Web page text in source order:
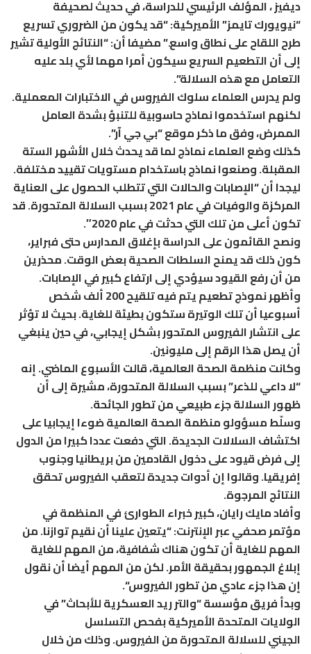
ديفيز ، المؤلف الرئيسي للدراسة، في حديث لصحيفة
“نيويورك تايمز” الأميركية: “قد يكون من الضروري تسريع
طرح اللقاح على نطاق واسع.” مضيفا أن: “النتائج الأولية تشير
إلى أن التطعيم السريع سيكون أمرا مهما لأي بلد عليه
التعامل مع هذه السلالة”.
ولم يدرس العلماء سلوك الفيروس في الاختبارات المعملية.
لكنهم استخدموا نماذج حاسوبية للتنبؤ بشدة العامل
الممرض، وفق ما ذكر موقع “بي جي آر”.
كذلك وضع العلماء نماذج لما قد يحدث خلال الأشهر الستة
المقبلة. وصنعوا نماذج باستخدام مستويات تقييد مختلفة.
ليجدا أن “الإصابات والحالات التي تتطلب الحصول على العناية
المركزة والوفيات في عام 2021 بسبب السلالة المتحورة. قد
تكون أعلى من تلك التي حدثت في عام 2020″.
ونصح القائمون على الدراسة بإغلاق المدارس حتى فبراير،
كون ذلك قد يمنح السلطات الصحية بعض الوقت. محذرين
من أن رفع القيود سيؤدي إلى ارتفاع كبير في الإصابات.
وأظهر نموذج تطعيم يتم فيه تلقيح 200 ألف شخص
أسبوعيا أن تلك الوتيرة ستكون بطيئة للغاية. بحيث لا تؤثر
على انتشار الفيروس المتحور بشكل إيجابي، في حين ينبغي
أن يصل هذا الرقم إلى مليونين.
وكانت منظمة الصحة العالمية، قالت الأسبوع الماضي. إنه
“لا داعي للذعر” بسبب السلالة المتحورة، مشيرة إلى أن
ظهور السلالة جزء طبيعي من تطور الجائحة.
وسلّط مسؤولو منظمة الصحة العالمية ضوءا إيجابيا على
اكتشاف السلالات الجديدة. التي دفعت عددا كبيرا من الدول
إلى فرض قيود على دخول القادمين من بريطانيا وجنوب
إفريقيا. وقالوا إن أدوات جديدة لتعقب الفيروس تحقق
النتائج المرجوة.
وأفاد مايك رايان، كبير خبراء الطوارئ في المنظمة في
مؤتمر صحفي عبر الإنترنت: “يتعين علينا أن نقيم توازنا. من
المهم للغاية أن تكون هناك شفافية، من المهم للغاية
إبلاغ الجمهور بحقيقة الأمر. لكن من المهم أيضا أن نقول
إن هذا جزء عادي من تطور الفيروس“.
وبدأ فريق مؤسسة “والتر ريد العسكرية للأبحاث” في
الولايات المتحدة الأميركية بفحص التسلسل
الجيني للسلالة المتحورة من الفيروس. وذلك من خلال